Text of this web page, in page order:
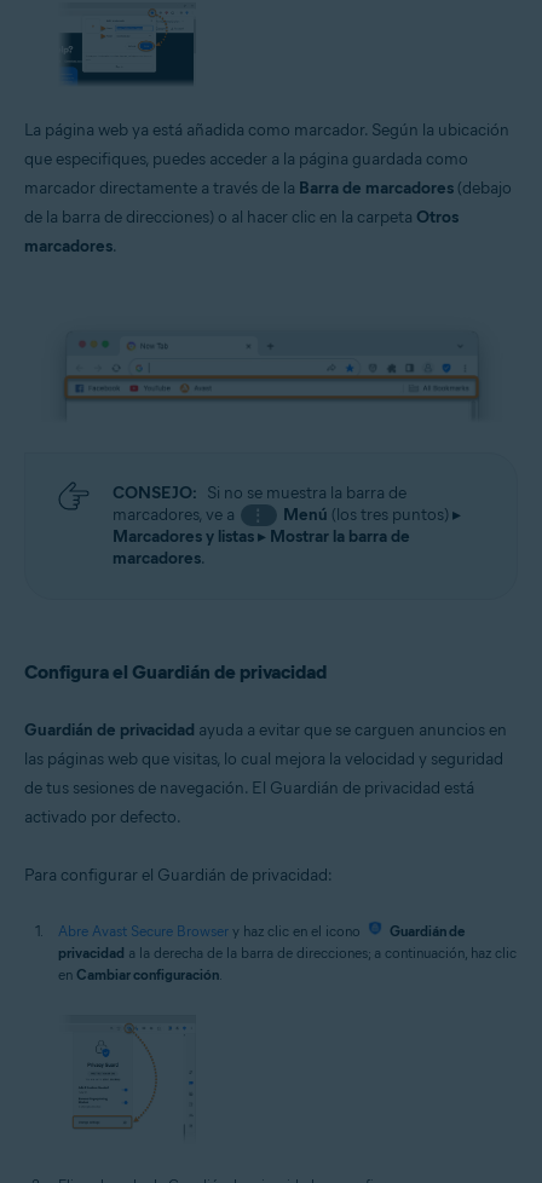
La página web ya está añadida como marcador. Según la ubicación
que especifiques, puedes acceder a la página guardada como
marcador directamente a través de la Barra de marcadores (debajo
de la barra de direcciones) o al hacer clic en la carpeta Otros
marcadores.
CONSEJO: Si no se muestra la barra de
marcadores, ve a
⋮ Menú (los tres puntos) ▸
Marcadores y listas▸ Mostrar la barra de
marcadores.
Configura el Guardián de privacidad
Guardián de privacidad ayuda a evitar que se carguen anuncios en
las páginas web que visitas, lo cual mejora la velocidad y seguridad
de tus sesiones de navegación. El Guardián de privacidad está
activado por defecto.
Para configurar el Guardián de privacidad:
Abre Avast Secure Browser y haz clic en el icono
Guardián de
privacidad a la derecha de la barra de direcciones; a continuación, haz clic
en Cambiar configuración.